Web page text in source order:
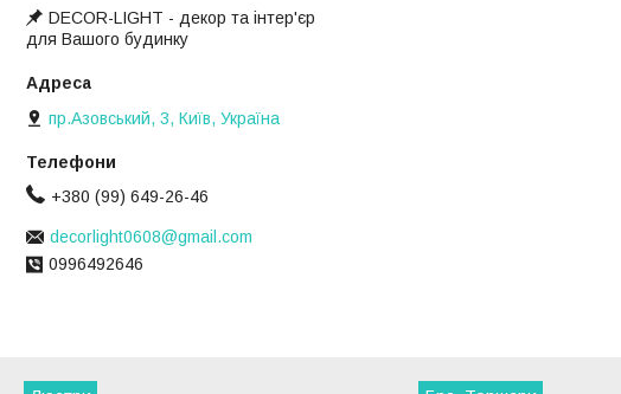
DECOR-LIGHT - декор та інтер'єр
для Вашого будинку
пр.Азовський, 3, Київ, Україна
+380 (99) 649-26-46
decorlight0608@gmail.com
0996492646